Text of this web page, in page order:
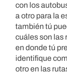
con los
a otro para la
también tú
cuáles son las
en donde tú
identifique
otro en las